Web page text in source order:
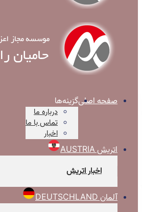
صفحه اصلیگزینه‌ها
درباره ما
تماس با ما
اخبار
اتریش AUSTRIA
اخبار اتریش
آلمان DEUTSCHLAND